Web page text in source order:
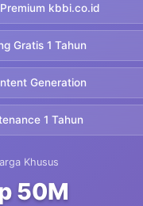
kbbi.co.id
Gratis 1 Tahun
Generation
1 Tahun
Khusus
50M